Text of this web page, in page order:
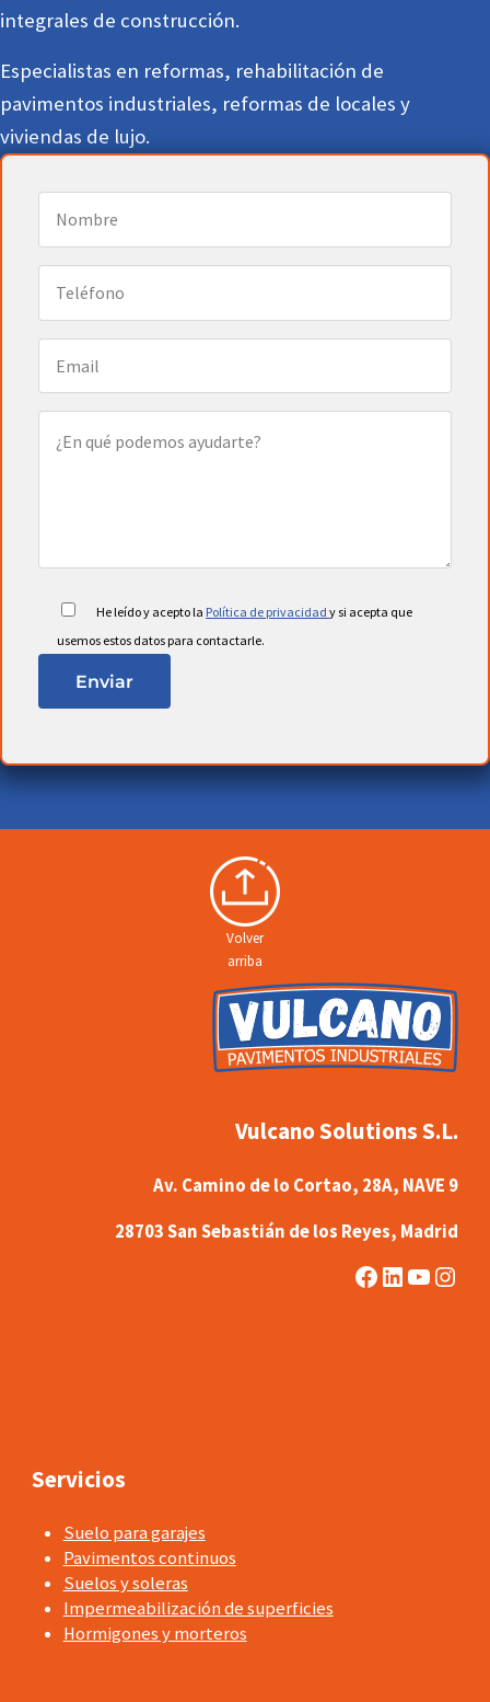
integrales de construcción.
Especialistas en reformas, rehabilitación de
pavimentos industriales, reformas de locales y
viviendas de lujo.
He leído y acepto la Política de privacidady si acepta que
usemos estos datos para contactarle.
Volver
arriba
Vulcano Solutions S.L.
Av. Camino de lo Cortao, 28A, NAVE 9
28703 San Sebastián de los Reyes, Madrid
Facebook
LinkedIn
Servicios
Suelo para garajes
Pavimentos continuos
Suelos y soleras
Impermeabilización de superficies
Hormigones y morteros